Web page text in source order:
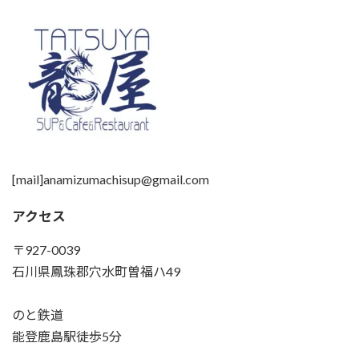
[mail]anamizumachisup@gmail.com
アクセス
〒927-0039
石川県鳳珠郡穴水町曽福ハ49
のと鉄道
能登鹿島駅徒歩5分